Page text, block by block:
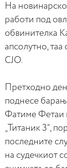
На
работи под
обвинителка
апсолутно, таа
СЈО.
Претходно
поднесе
Фатиме Фетаи
„Титаник 3“,
последните
на судечкиот